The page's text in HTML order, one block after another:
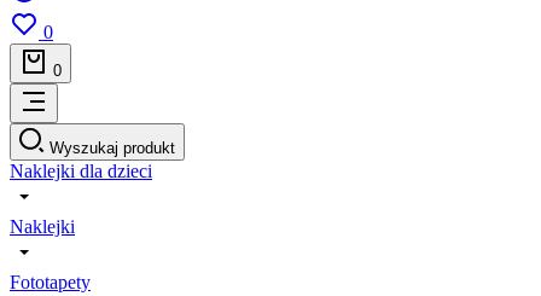
0
0
Wyszukaj produkt
Naklejki dla dzieci
Naklejki
Fototapety